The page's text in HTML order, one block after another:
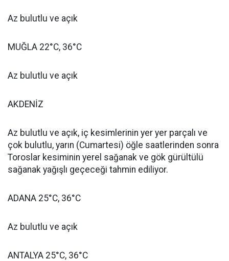
Az bulutlu ve açık
MUĞLA 22°C, 36°C
Az bulutlu ve açık
AKDENİZ
Az bulutlu ve açık, iç kesimlerinin yer yer parçalı ve
çok bulutlu, yarın (Cumartesi) öğle saatlerinden sonra
Toroslar kesiminin yerel sağanak ve gök gürültülü
sağanak yağışlı geçeceği tahmin ediliyor.
ADANA 25°C, 36°C
Az bulutlu ve açık
ANTALYA 25°C, 36°C